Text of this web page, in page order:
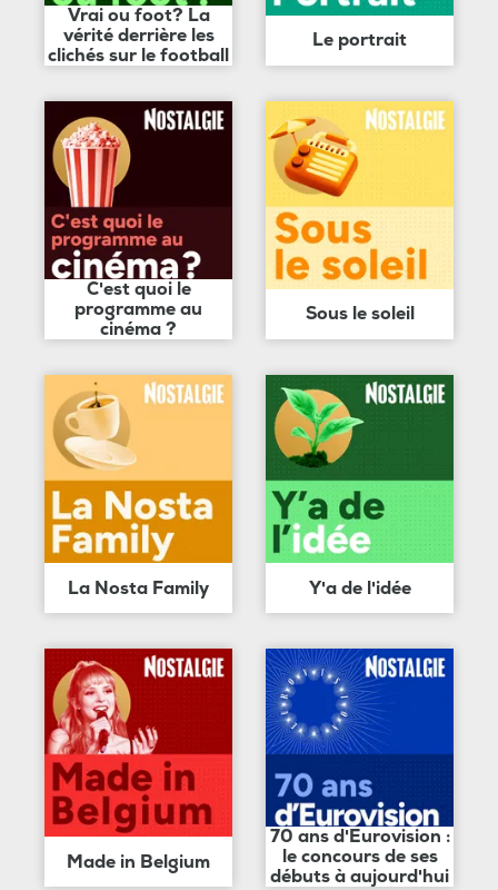
Vrai ou foot? La
vérité derrière les
clichés sur le football
Le portrait
C'est quoi le
programme au
cinéma ?
Sous le soleil
La Nosta Family Y'a de l'idée
Made in Belgium
70 ans d'Eurovision :
le concours de ses
débuts à aujourd'hui